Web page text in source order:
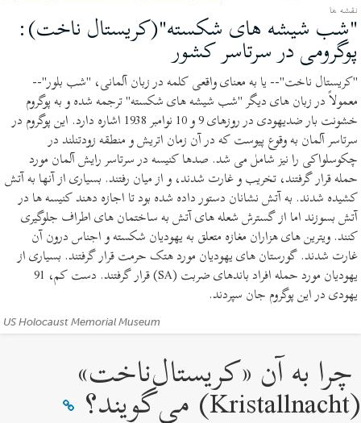
نقشه ها
"شب شیشه های شکسته"(کریستال ناخت):
پوگرومی در سرتاسر کشور(نقشه
ها)
"کریستال ناخت"-- یا به معنای واقعی کلمه در زبان آلمانی، "شب بلور"--
معمولاً در زبان های دیگر "شب شیشه های شکسته" ترجمه شده و به پوگروم
خشونت بار ضدیهودی در روزهای 9 و 10 نوامبر 1938 اشاره دارد. این پوگروم در
سرتاسر آلمان به وقوع پیوست که در آن زمان اتریش و منطقه زودتنلند در
چکوسلواکی را نیز شامل می شد. صدها کنیسه در سرتاسر رایش آلمان مورد
حمله قرار گرفتند، تخریب و غارت شدند، و از میان رفتند. بسیاری از آنها به آتش
کشیده شدند. به آتش نشانان دستور داده شده بود تا اجازه دهند کنیسه ها در
آتش بسوزند اما از گسترش شعله های آتش به ساختمان های اطراف جلوگیری
کنند. ویترین های هزاران مغازه متعلق به یهودیان شکسته و اجناس درون آن
غارت شدند. گورستان های یهودیان مورد هتک حرمت قرار گرفتند. بسیاری از
یهودیان مورد حمله افراد باندهای ضربت (SA) قرار گرفتند. دست کم، 91
یهودی در این پوگروم جان سپردند.
US Holocaust Memorial Museum
چرا به آن «کریستال‌ناخت»
(Kristallnacht) می‌گویند؟